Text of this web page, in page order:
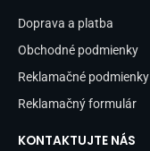
Doprava a platba
Obchodné podmienky
Reklamačné podmienky
Reklamačný formulár
KONTAKTUJTE NÁS